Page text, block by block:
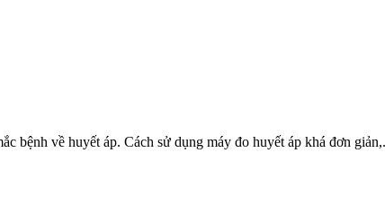
bệnh về huyết áp. Cách sử dụng máy đo huyết áp khá đơn